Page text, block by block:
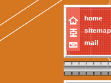
home
sitemap
mail